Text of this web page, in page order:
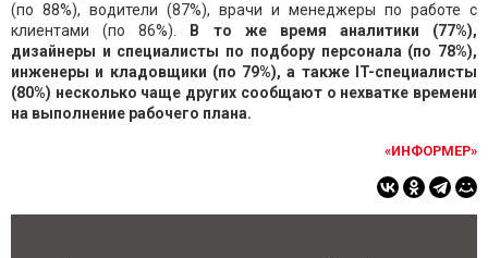
(по 88%), водители (87%), врачи и менеджеры по работе с
клиентами (по 86%).
В то же время аналитики (77%),
дизайнеры и специалисты по подбору персонала (по 78%),
инженеры и кладовщики (по 79%), а также IT-специалисты
(80%) несколько чаще других сообщают о нехватке времени
на выполнение рабочего плана.
«ИНФОРМЕР»